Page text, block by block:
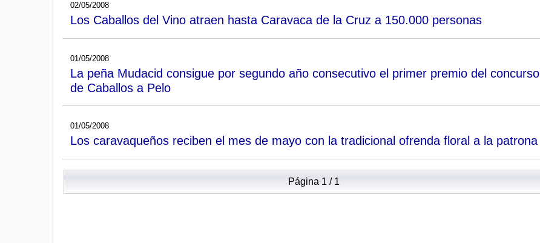
02/05/2008
Los Caballos del Vino atraen hasta Caravaca de la Cruz a 150.000 personas
01/05/2008
La peña Mudacid consigue por segundo año consecutivo el primer premio del concurso
de Caballos a Pelo
01/05/2008
Los caravaqueños reciben el mes de mayo con la tradicional ofrenda floral a la patrona
Página 1 / 1